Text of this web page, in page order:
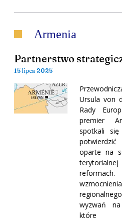
Armenia
Partnerstwo
15 lipca 2025
Ursula von
Rady
premier
spotkali
oparte na
wyzwań na
które